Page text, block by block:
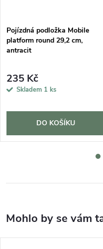
Pojízdná podložka Mobile
platform round 29,2 cm,
antracit
235 Kč
Skladem 1 ks
DO KOŠÍKU